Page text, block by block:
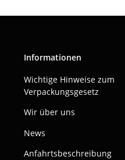
Informationen
Wichtige Hinweise zum
Verpackungsgesetz
Wir über uns
News
Anfahrtsbeschreibung